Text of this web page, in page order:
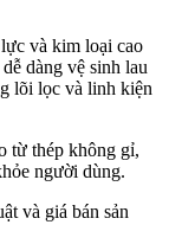
và kim loại cao
dàng vệ sinh lau
lõi lọc và linh kiện
từ thép không gỉ,
người dùng.
và giá bán sản